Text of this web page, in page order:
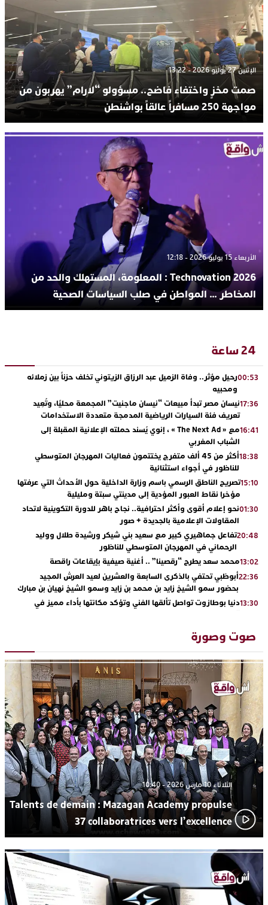
الإثنين 27 يوليو 2026 - 13:22
صمت مخزٍ واختفاء فاضح.. مسؤولو “لارام” يهربون من
مواجهة 250 مسافراً عالقاً بواشنطن
الأربعاء 15 يوليو 2026 - 12:18
Technovation 2026 : المعلومة، المستهلك والحد من
المخاطر … المواطن في صلب السياسات الصحية
24 ساعة
00:53رحيل مؤثر.. وفاة الزميل عبد الرزاق الزيتوني تخلف حزناً بين زملائه
ومحبيه
17:36نيسان مصر تبدأ مبيعات “نيسان ماجنيت” المجمعة محليًا، وتُعِيد
تعريف فئة السيارات الرياضية المدمجة متعددة الاستخدامات
16:41
مع « The Next Ad » ، إنوي يُسند حملته الإعلانية المقبلة إلى
الشباب المغربي
18:38
أكثر من 45 ألف متفرج يختتمون فعاليات المهرجان المتوسطي
للناظور في أجواء استثنائية
15:10تصريح الناطق الرسمي باسم وزارة الداخلية حول الأحداث التي عرفتها
مؤخرا نقاط العبور المؤدية إلى مدينتي سبتة ومليلية
01:30نحو إعلام أقوى وأكثر احترافية.. نجاح باهر للدورة التكوينية لاتحاد
المقاولات الإعلامية بالجديدة + صور
20:48تفاعل جماهيري كبير مع سعيد بني شيكر ورشيدة طلال ووليد
الرحماني في المهرجان المتوسطي للناظور
13:02محمد سعد يطرح “رقصينا” .. أغنية صيفية بإيقاعات راقصة
22:36أبوظبي تحتفي بالذكرى السابعة والعشرين لعيد العرش المجيد
بحضور سمو الشيخ زايد بن محمد بن زايد وسمو الشيخ نهيان بن مبارك
13:30دنيا بوطازوت تواصل تألقها الفني وتؤكد مكانتها بأداء مميز في
رهينتين من قبضة ذي سوابق بالجديدة
اتحاد المقاولات الإعلامية يقود قاطرة التكوين بالجديدة ويستضيف
الإعلامي سعيد بلفقير في دورة استثنائية
23:18 ترسيخا لثقافة ترشيد الموارد المائية.. اختتام فعاليات النسخة الثانية
من “القرية الذكية للماء” بمركز الاصطياف ببوزنيقة
17:36 من الراب والراي إلى العيطة والأغنية الأمازيغية.. مهرجان الناظور
المتوسطي يحتفي بتنوع الموسيقى المغربية
صوت وصورة
الثلاثاء 10 مارس 2026 - 10:40
Talents de demain : Mazagan Academy propulse
37 collaboratrices vers l’excellence